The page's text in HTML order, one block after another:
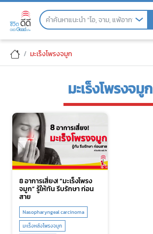
Skip
มะเร็งโพรงจมูก
มะเร็งโพรงจมูก
8 อาการเสี่ยง! “มะเร็งโพรง
จมูก” รู้ให้ทัน รีบรักษา ก่อน
สาย
Nasopharyngeal carcinoma
มะเร็งหลังโพรงจมูก